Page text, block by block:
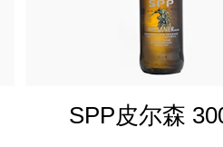
SPP皮尔森